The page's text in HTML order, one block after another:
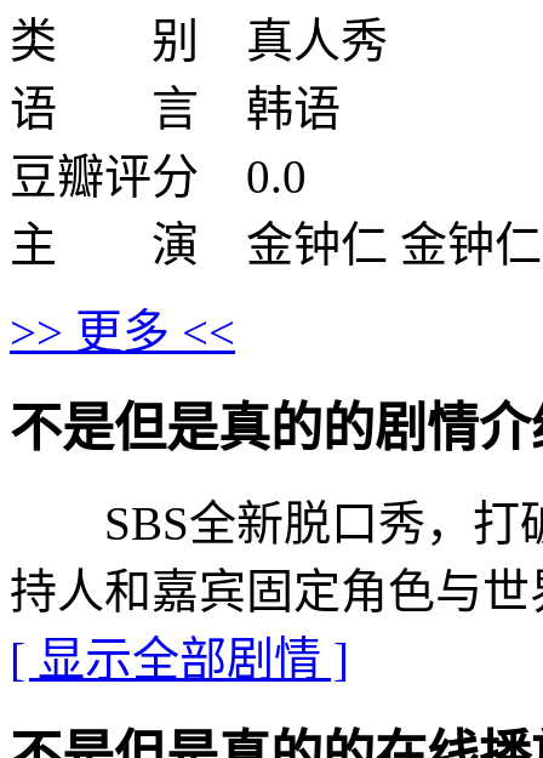
类 别 真人秀
语 言 韩语
豆瓣评分 0.0
主 演 金钟仁 金钟仁
>> 更多 <<
不是但是真的的剧情介
SBS全新脱口秀，打
持人和嘉宾固定角色与世
[ 显示全部剧情 ]